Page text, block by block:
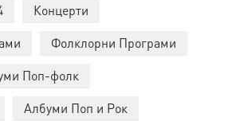
Концерти
Фолклорни Програми
Поп-фолк
Албуми Поп и Рок